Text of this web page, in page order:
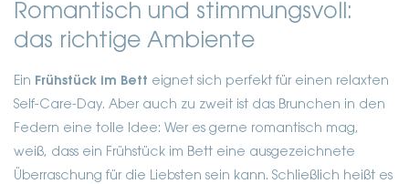
Romantisch und stimmungsvoll:
das richtige Ambiente
Ein Frühstück im Bett eignet sich perfekt für einen relaxten
Self-Care-Day. Aber auch zu zweit ist das Brunchen in den
Federn eine tolle Idee: Wer es gerne romantisch mag,
weiß, dass ein Frühstück im Bett eine ausgezeichnete
Überraschung für die Liebsten sein kann. Schließlich heißt es